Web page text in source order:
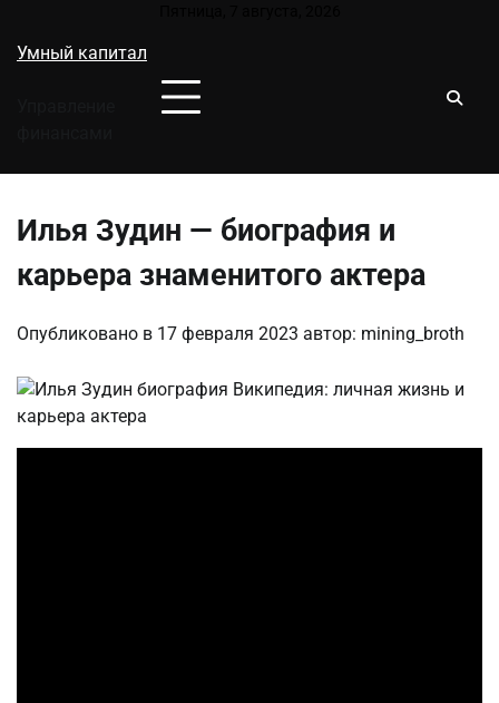
содержимому
Умный капитал
Илья Зудин — биография и
карьера знаменитого актера
Опубликовано в 17 февраля 2023 автор: mining_broth